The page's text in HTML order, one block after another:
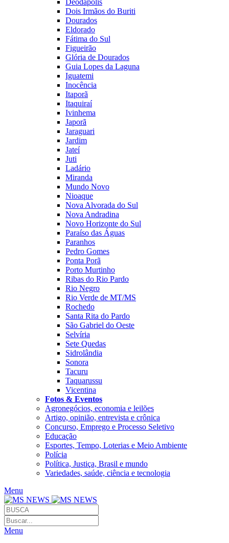
Deodápolis
Dois Irmãos do Buriti
Dourados
Eldorado
Fátima do Sul
Figueirão
Glória de Dourados
Guia Lopes da Laguna
Iguatemi
Inocência
Itaporã
Itaquiraí
Ivinhema
Japorã
Jaraguari
Jardim
Jateí
Juti
Ladário
Miranda
Mundo Novo
Nioaque
Nova Alvorada do Sul
Nova Andradina
Novo Horizonte do Sul
Paraíso das Águas
Paranhos
Pedro Gomes
Ponta Porã
Porto Murtinho
Ribas do Rio Pardo
Rio Negro
Rio Verde de MT/MS
Rochedo
Santa Rita do Pardo
São Gabriel do Oeste
Selvíria
Sete Quedas
Sidrolândia
Sonora
Tacuru
Taquarussu
Vicentina
Fotos & Eventos
Agronegócios, economia e leilões
Artigo, opinião, entrevista e crônica
Concurso, Emprego e Processo Seletivo
Educação
Esportes, Tempo, Loterias e Meio Ambiente
Polícia
Política, Justiça, Brasil e mundo
Variedades, saúde, ciência e tecnologia
Menu
Menu